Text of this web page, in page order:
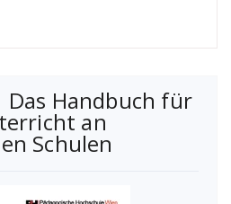
Handbuch für
an
Schulen